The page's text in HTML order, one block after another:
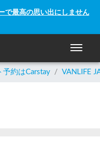
で最高の思い出にしません
ナビゲ
約はCarstay / VANLIFE